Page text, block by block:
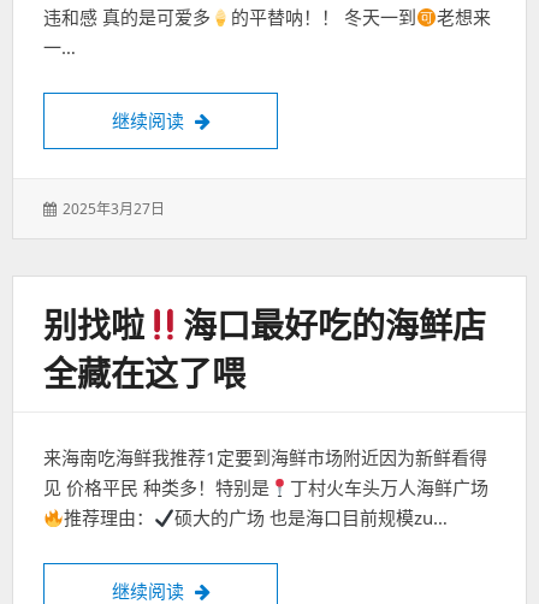
违和感 真的是可爱多
的平替呐！！ 冬天一到
老想来
一…
继续阅读 3r就能拥有的宜家冰淇淋 他让我想要在南
发
2025年3月27日
别找啦
海口最好吃的海鲜店
全藏在这了喂
来海南吃海鲜我推荐1定要到海鲜市场附近因为新鲜看得
见 价格平民 种类多！特别是
丁村火车头万人海鲜广场
推荐理由：
硕大的广场 也是海口目前规模zu…
继续阅读 别找啦